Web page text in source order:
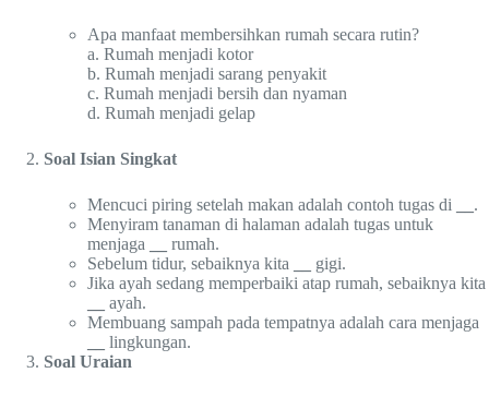
Apa manfaat membersihkan rumah secara rutin?
a. Rumah menjadi kotor
b. Rumah menjadi sarang penyakit
c. Rumah menjadi bersih dan nyaman
d. Rumah menjadi gelap
Soal Isian Singkat
Mencuci piring setelah makan adalah contoh tugas di
.
Menyiram tanaman di halaman adalah tugas untuk
menjaga
rumah.
Sebelum tidur, sebaiknya kita
gigi.
Jika ayah sedang memperbaiki atap rumah, sebaiknya kita
ayah.
Membuang sampah pada tempatnya adalah cara menjaga
lingkungan.
Soal Uraian